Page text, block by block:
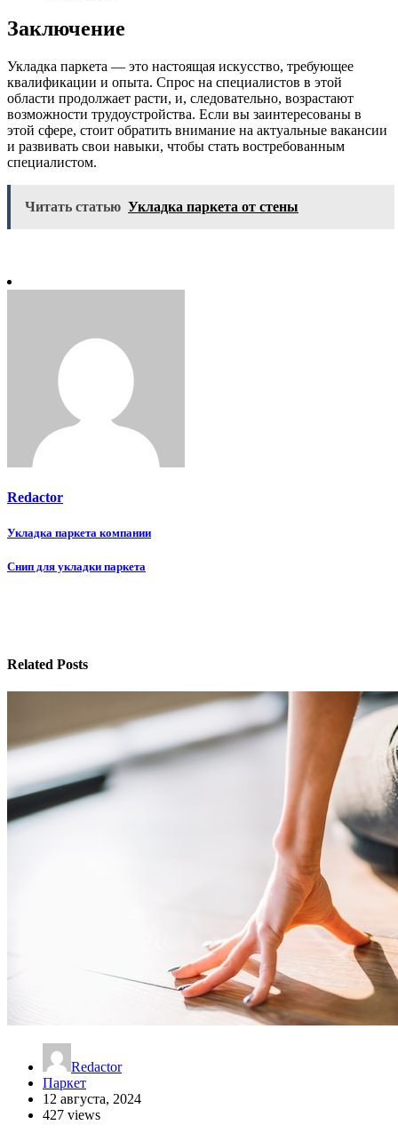
Заключение
Укладка паркета — это настоящая искусство, требующее
квалификации и опыта. Спрос на специалистов в этой
области продолжает расти, и, следовательно, возрастают
возможности трудоустройства. Если вы заинтересованы в
этой сфере, стоит обратить внимание на актуальные вакансии
и развивать свои навыки, чтобы стать востребованным
специалистом.
Читать статью Укладка паркета от стены
Redactor
Навигация
по
Укладка паркета компании
Снип для укладки паркета
Related Posts
Redactor
Паркет
12 августа, 2024
427 views